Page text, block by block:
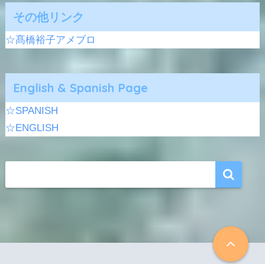
その他リンク
☆髙橋裕子アメブロ
English & Spanish Page
☆SPANISH
☆ENGLISH